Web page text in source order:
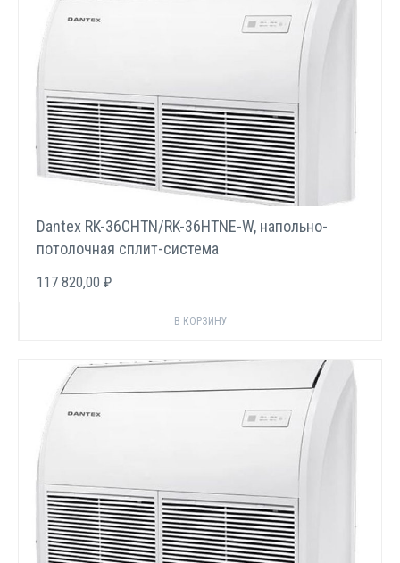
Dantex RK-36CHTN/RK-36HTNE-W, напольно-
потолочная сплит-система
117 820,00 ₽